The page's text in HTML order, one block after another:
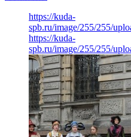
https://kuda-
spb.ru/image/255/255/
https://kuda-
spb.ru/image/255/255/